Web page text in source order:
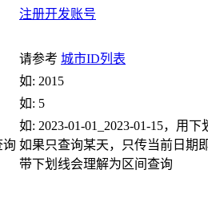
注册开发账号
请参考 城市ID列表
如: 2015
如: 5
询
如: 2023-01-01_2023-01-15，用下
如果只查询某天，只传当前日期即
带下划线会理解为区间查询